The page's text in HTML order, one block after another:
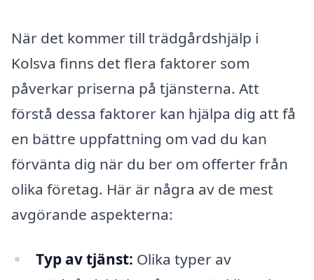
När det kommer till trädgårdshjälp i
Kolsva finns det flera faktorer som
påverkar priserna på tjänsterna. Att
förstå dessa faktorer kan hjälpa dig att få
en bättre uppfattning om vad du kan
förvänta dig när du ber om offerter från
olika företag. Här är några av de mest
avgörande aspekterna:
Typ av tjänst: Olika typer av